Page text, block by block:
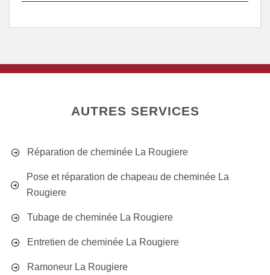
AUTRES SERVICES
Réparation de cheminée La Rougiere
Pose et réparation de chapeau de cheminée La
Rougiere
Tubage de cheminée La Rougiere
Entretien de cheminée La Rougiere
Ramoneur La Rougiere